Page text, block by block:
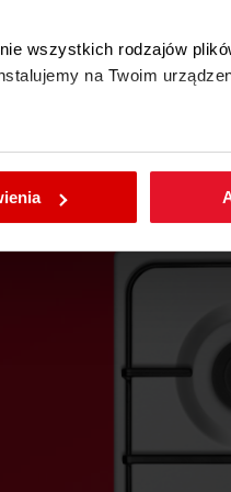
wszystkich rodzajów
na Twoim
plików cookies wchodząc
tego modelu produktu.